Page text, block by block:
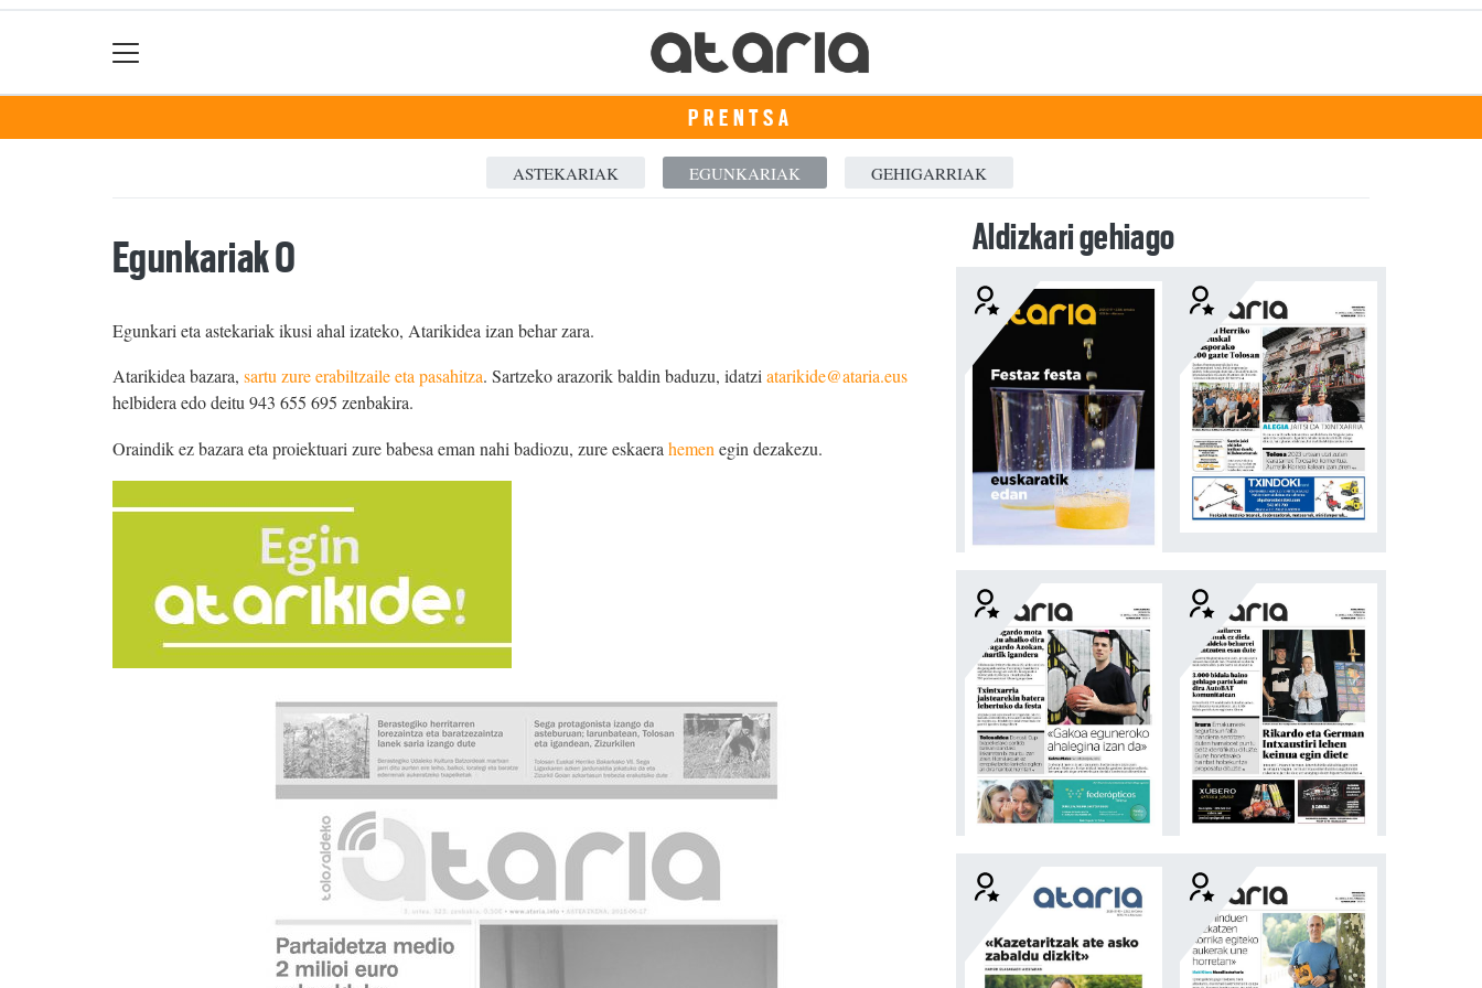
PRENTSA
ASTEKARIAK EGUNKARIAK GEHIGARRIAK
Egunkariak 0
Egunkari eta astekariak ikusi ahal izateko, Atarikidea izan behar zara.
Atarikidea bazara, sartu zure erabiltzaile eta pasahitza. Sartzeko arazorik baldin baduzu, idatziatarikide@ataria.eus
helbidera edo deitu 943 655 695 zenbakira.
Oraindik ez bazara eta proiektuari zure babesa eman nahi badiozu, zure eskaera hemen egin dezakezu.
Aldizkari gehiago